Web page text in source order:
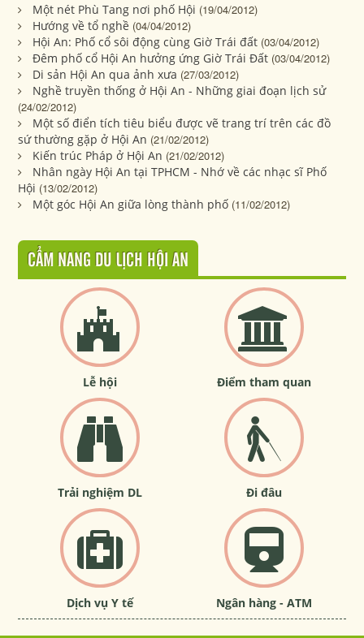
Một nét Phù Tang nơi phố Hội (19/04/2012)
Hướng về tổ nghề (04/04/2012)
Hội An: Phố cổ sôi động cùng Giờ Trái đất (03/04/2012)
Đêm phố cổ Hội An hưởng ứng Giờ Trái Đất (03/04/2012)
Di sản Hội An qua ảnh xưa (27/03/2012)
Nghề truyền thống ở Hội An - Những giai đoạn lịch sử
(24/02/2012)
Một số điển tích tiêu biểu được vẽ trang trí trên các đồ
sứ thường gặp ở Hội An (21/02/2012)
Kiến trúc Pháp ở Hội An (21/02/2012)
Nhân ngày Hội An tại TPHCM - Nhớ về các nhạc sĩ Phố
Hội (13/02/2012)
Một góc Hội An giữa lòng thành phố (11/02/2012)
CẨM NANG DU LỊCH HỘI AN
Lễ hội Điểm tham quan
Trải nghiệm DL Đi đâu
Dịch vụ Y tế Ngân hàng - ATM